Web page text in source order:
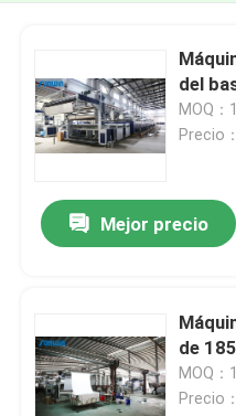
del
MOQ
Precio
Mejor precio
de
MOQ
Precio